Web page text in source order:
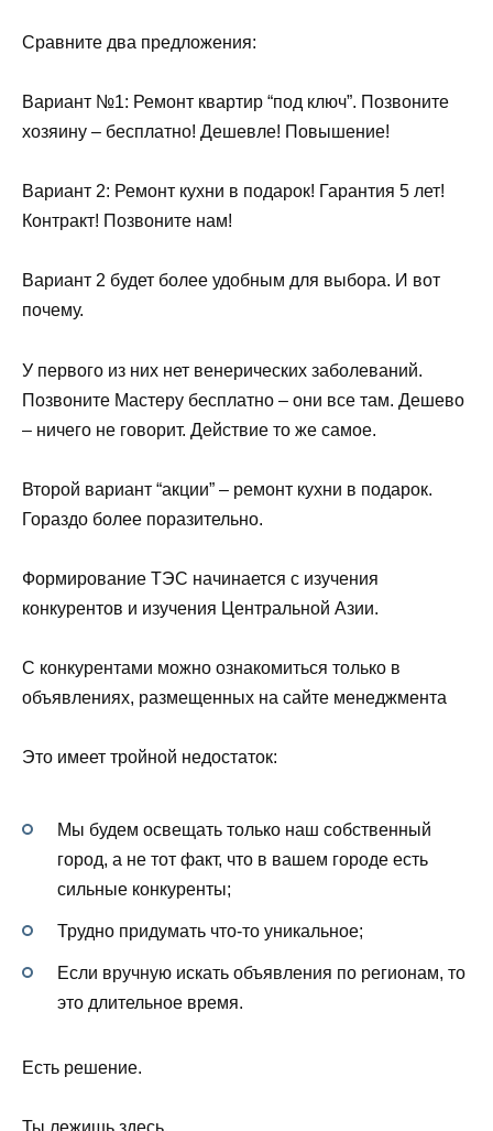
Сравните два предложения:
Вариант №1: Ремонт квартир “под ключ”. Позвоните
хозяину – бесплатно! Дешевле! Повышение!
Вариант 2: Ремонт кухни в подарок! Гарантия 5 лет!
Контракт! Позвоните нам!
Вариант 2 будет более удобным для выбора. И вот
почему.
У первого из них нет венерических заболеваний.
Позвоните Мастеру бесплатно – они все там. Дешево
– ничего не говорит. Действие то же самое.
Второй вариант “акции” – ремонт кухни в подарок.
Гораздо более поразительно.
Формирование ТЭС начинается с изучения
конкурентов и изучения Центральной Азии.
С конкурентами можно ознакомиться только в
объявлениях, размещенных на сайте менеджмента
Это имеет тройной недостаток:
Мы будем освещать только наш собственный
город, а не тот факт, что в вашем городе есть
сильные конкуренты;
Трудно придумать что-то уникальное;
Если вручную искать объявления по регионам, то
это длительное время.
Есть решение.